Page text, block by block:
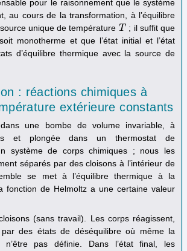
pour le raisonnement que le système
au cours de la transformation, à l’équilibre
unique de température T
T ; il suffit que
monotherme et que l’état initial et l’état
d’équilibre thermique avec la source de
: réactions chimiques à
extérieure constants
une bombe de volume invariable, à
et plongée dans un thermostat de
système de corps chimiques ; nous les
séparés par des cloisons à l’intérieur de
se met à l’équilibre thermique à la
fonction de Helmoltz a une certaine valeur
(sans travail). Les corps réagissent,
par des états de déséquilibre où même la
n’être pas définie. Dans l’état final, les